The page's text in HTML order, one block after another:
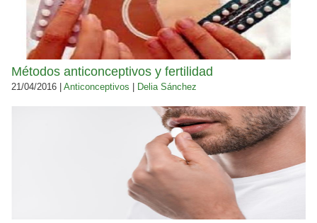
Métodos anticonceptivos y fertilidad
21/04/2016 | Anticonceptivos Delia Sánchez